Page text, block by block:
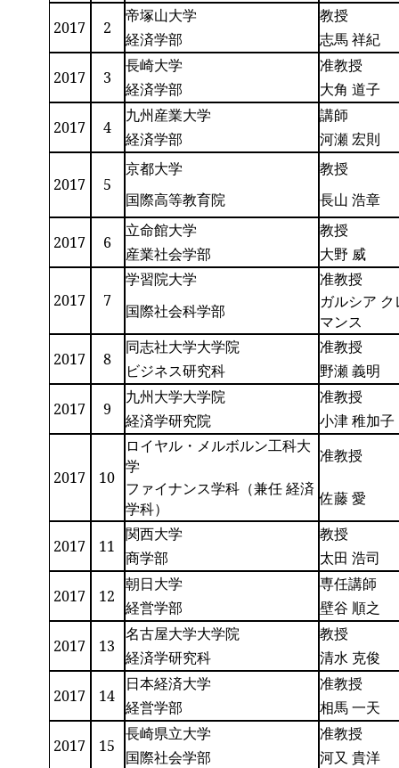
2017
2
帝塚山大学
教授
経済学部
志馬 祥紀
2017
3
長崎大学
准教授
経済学部
大角 道子
2017
4
九州産業大学
講師
経済学部
河瀬 宏則
2017 5
京都大学
教授
国際高等教育院
長山 浩章
2017 6
立命館大学
教授
産業社会学部
大野 威
2017 7
学習院大学
准教授
国際社会科学部
ガルシア ク
マンス
2017
8
同志社大学大学院
准教授
ビジネス研究科
野瀬 義明
2017
9
九州大学大学院
准教授
経済学研究院
小津 稚加子
2017 10
ロイヤル・メルボルン工科大
学
准教授
ファイナンス学科（兼任 経済
学科）
佐藤 愛
2017 11
関西大学
教授
商学部
太田 浩司
2017
12
朝日大学
専任講師
経営学部
壁谷 順之
2017
13
名古屋大学大学院
教授
経済学研究科
清水 克俊
2017
14
日本経済大学
准教授
経営学部
相馬 一天
2017
15
長崎県立大学
准教授
国際社会学部
河又 貴洋